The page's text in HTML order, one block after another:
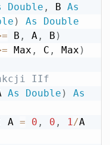
Double , B As
) As
Double
= B , A , B )
= Max , C , Max )
IIf
As Double )
As
A = 0 , 0 , 1 /